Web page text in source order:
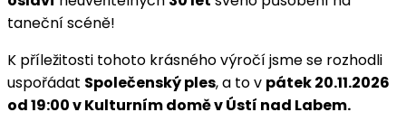
taneční scéně!
K příležitosti tohoto krásného výročí jsme se rozhodli
uspořádat Společenský ples, a to v pátek 20.11.2026
od 19:00 v Kulturním domě v Ústí nad Labem.